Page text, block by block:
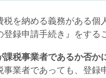
税を納める義務がある個
登録申請手続き』をする
税事業者であるか否か
事業者であっても、登